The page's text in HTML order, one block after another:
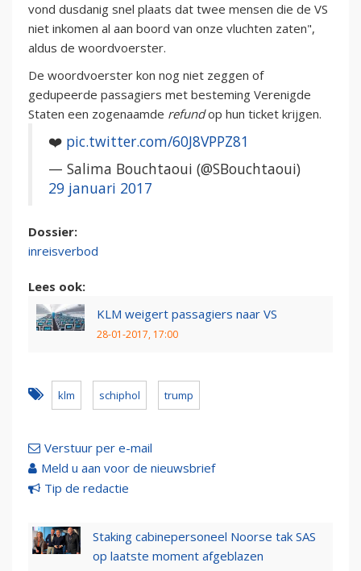
vond dusdanig snel plaats dat twee mensen die de VS
niet inkomen al aan boord van onze vluchten zaten",
aldus de woordvoerster.
De woordvoerster kon nog niet zeggen of
gedupeerde passagiers met besteming Verenigde
Staten een zogenaamde refundop hun ticket krijgen.
❤️ pic.twitter.com/60J8VPPZ81
— Salima Bouchtaoui (@SBouchtaoui)
29 januari 2017
Dossier:
inreisverbod
Lees ook:
KLM weigert passagiers naar VS
28-01-2017, 17:00
klm schiphol trump
Verstuur per e-mail
Meld u aan voor de nieuwsbrief
Tip de redactie
Staking cabinepersoneel Noorse tak SAS
op laatste moment afgeblazen